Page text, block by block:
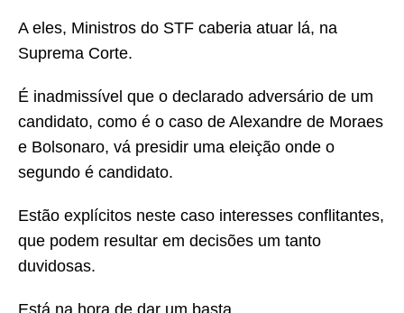
A eles, Ministros do STF caberia atuar lá, na
Suprema Corte.
É inadmissível que o declarado adversário de um
candidato, como é o caso de Alexandre de Moraes
e Bolsonaro, vá presidir uma eleição onde o
segundo é candidato.
Estão explícitos neste caso interesses conflitantes,
que podem resultar em decisões um tanto
duvidosas.